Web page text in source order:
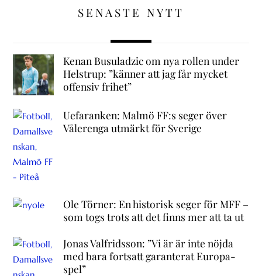
SENASTE NYTT
Kenan Busuladzic om nya rollen under
Helstrup: ”känner att jag får mycket
offensiv frihet”
Uefaranken: Malmö FF:s seger över
Vålerenga utmärkt för Sverige
Ole Törner: En historisk seger för MFF –
som togs trots att det finns mer att ta ut
Jonas Valfridsson: ”Vi är är inte nöjda
med bara fortsatt garanterat Europa-
spel”